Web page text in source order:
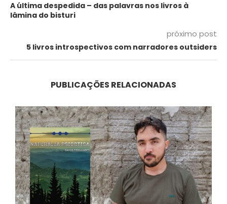
A última despedida – das palavras nos livros à
lâmina do bisturi
próximo post
5 livros introspectivos com narradores outsiders
PUBLICAÇÕES RELACIONADAS